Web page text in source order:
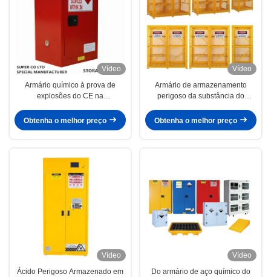
Vídeo
Armário químico à prova de
explosões do CE na
aeroporto
Obtenha o melhor preço
Vídeo
Armário de armazenamento
perigoso da substância do
aerossol
Obtenha o melhor preço
Vídeo
Ácido Perigoso Armazenado em
Vídeo
Do armário de aço químico do